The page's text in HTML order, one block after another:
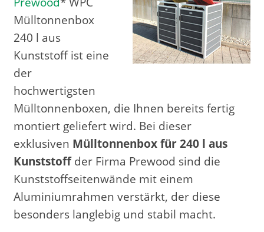
Mülltonnenbox
240 l aus
Kunststoff ist eine
der
hochwertigsten
Mülltonnenboxen, die Ihnen bereits fertig
montiert geliefert wird. Bei dieser
exklusiven Mülltonnenbox für 240 l aus
Kunststoffder Firma Prewood sind die
Kunststoffseitenwände mit einem
Aluminiumrahmen verstärkt, der diese
besonders langlebig und stabil macht.